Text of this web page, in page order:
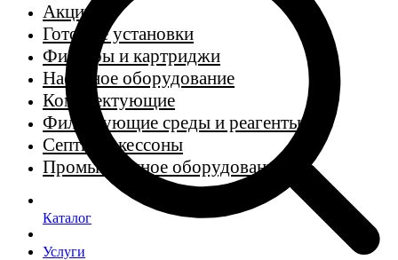
Акции
Готовые установки
Фильтры и картриджи
Насосное оборудование
Комплектующие
Фильтрующие среды и реагенты
Септики, кессоны
Промышленное оборудование
Каталог
Услуги